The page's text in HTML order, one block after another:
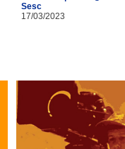
Sesc
17/03/2023